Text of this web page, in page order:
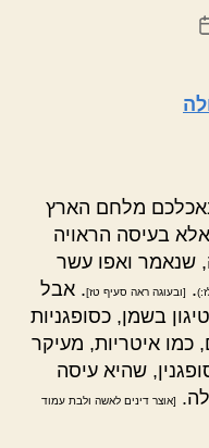
תאריך
מלחם הארץ
אלא בעיסה הראויה
שנאמר ואפו עשר
. [ובעוגה ראה סעיף טז]. אבל
בשמן, כסופגניות
כמו איטריות, מעיקר
שהיא עיסה
[אוצר דינים לאשה ולבת עמוד